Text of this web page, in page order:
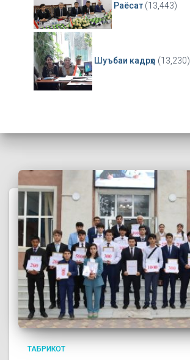
Раёсат (13,443)
Шуъбаи кадрҳо (13,230)
ТАБРИКОТ